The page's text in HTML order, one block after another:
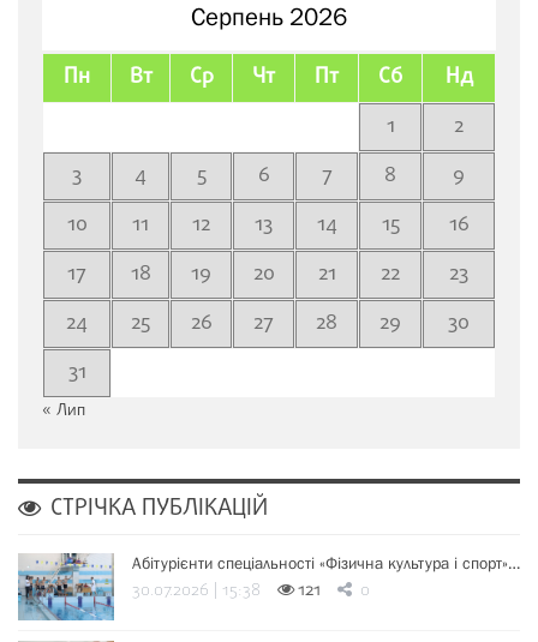
Серпень 2026
Пн Вт Ср Чт Пт Сб Нд
1
2
3
4 5 6 7 8
9
10
11 12 13 14 15
16
17
18 19 20 21 22
23
24
25 26 27 28 29
30
31
« Лип
СТРІЧКА ПУБЛІКАЦІЙ
Абітурієнти спеціальності «Фізична культура і спорт»…
30.07.2026 | 15:38 121 0